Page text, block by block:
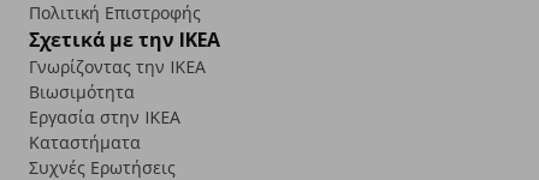
Πολιτική Επιστροφής
Σχετικά με την IKEA
Γνωρίζοντας την IKEA
Βιωσιμότητα
Εργασία στην IKEA
Καταστήματα
Συχνές Ερωτήσεις